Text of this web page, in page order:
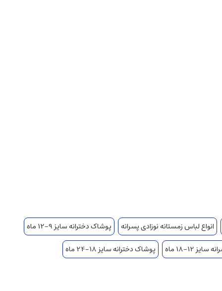
انواع لباس زمستانه نوزادی پسرانه
پوشاک دخترانه سایز 9-12 ماه
12-18 ماه
پوشاک دخترانه سایز 18-24 ماه